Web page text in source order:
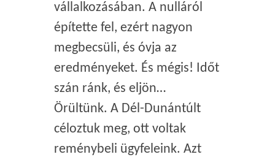
vállalkozásában. A nulláról
építette fel, ezért nagyon
megbecsüli, és óvja az
eredményeket. És mégis! Időt
szán ránk, és eljön…
Örültünk. A Dél-Dunántúlt
céloztuk meg, ott voltak
reménybeli ügyfeleink. Azt